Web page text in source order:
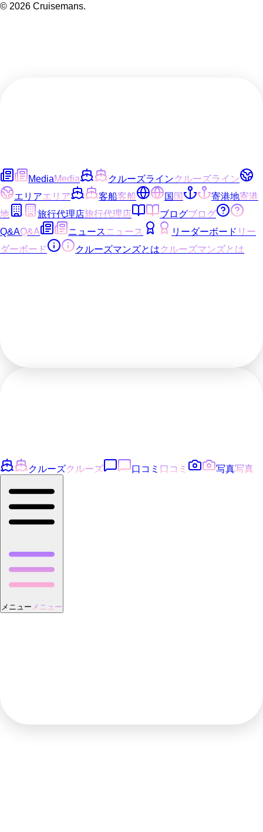
© 2026 Cruisemans.
MediaMedia クルーズラインクルーズライン
エリアエリア 客船客船 国国 寄港地寄港
地
旅行代理店旅行代理店 ブログブログ
Q&AQ&A ニュース ニュース リーダーボード リー
ダーボード
クルーズマンズとはクルーズマンズとは
クルーズクルーズ 口コミ 口コミ 写真写真
メニュー メニュー